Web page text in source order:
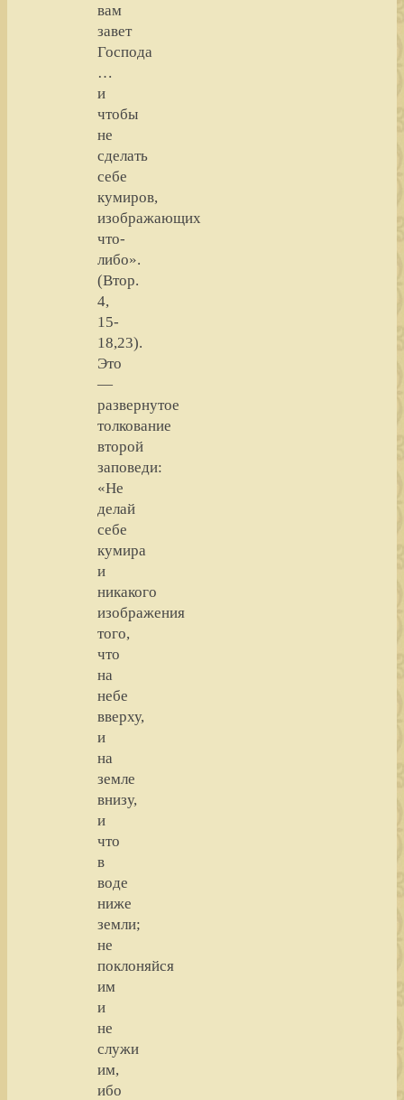
вам
завет
Господа
…
и
чтобы
не
сделать
себе
кумиров,
изображающих
что-
либо».
(Втор.
4,
15-
18,23).
Это
—
развернутое
толкование
второй
заповеди:
«Не
делай
себе
кумира
и
никакого
изображения
того,
что
на
небе
вверху,
и
на
земле
внизу,
и
что
в
воде
ниже
земли;
не
поклоняйся
им
и
не
служи
им,
ибо